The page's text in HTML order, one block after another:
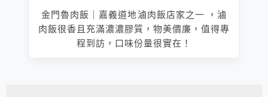
金門魯肉飯｜嘉義道地滷肉飯店家之一 ，滷
肉飯很香且充滿濃濃膠質，物美價廉，值得專
程到訪，口味份量很實在！